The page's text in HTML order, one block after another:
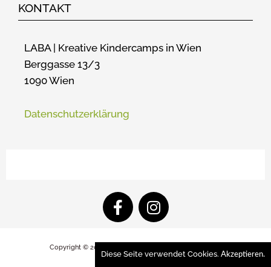
KONTAKT
LABA | Kreative Kindercamps in Wien
Berggasse 13/3
1090 Wien
Datenschutzerklärung
F
a
e
b
I
n
t
a
Copyright © 2026
Diese Seite verwendet Cookies. Akzeptieren.